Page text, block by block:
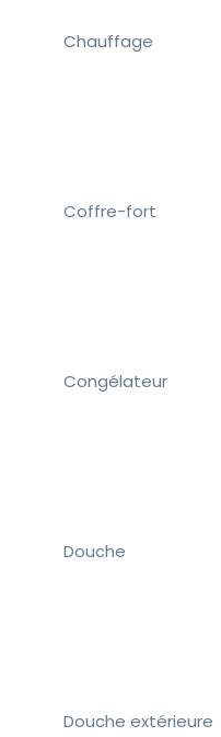
Chauffage
Coffre-fort
Congélateur
Douche
Douche extérieure